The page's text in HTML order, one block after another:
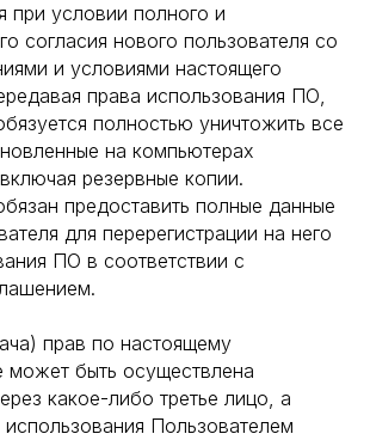
при условии полного и
согласия нового пользователя со
и условиями настоящего
права использования ПО,
полностью уничтожить все
на компьютерах
резервные копии.
предоставить полные данные
для перерегистрации на него
ПО в соответствии с
прав по настоящему
быть осуществлена
какое-либо третье лицо, а
Пользователем